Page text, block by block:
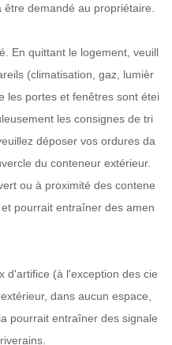
demandé au propriétaire.
En quittant le logement, veuill
(climatisation, gaz, lumièr
les portes et fenêtres sont étei
les consignes de tri
déposer vos ordures da
du conteneur extérieur.
ou à proximité des contene
pourrait entraîner des amen
d'artifice (à l'exception des cie
dans aucun espace,
pourrait entraîner des signale